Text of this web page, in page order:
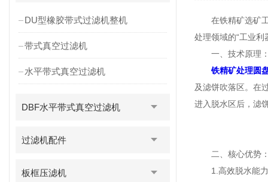
DU型橡胶带式过滤机整机
带式真空过滤机
水平带式真空过滤机
DBF水平带式真空过滤机
过滤机配件
板框压滤机
在铁精矿选矿工
处理领域的“工业
一、技术原理：
铁精矿处理圆
及滤饼吹落区。在
进入脱水区后，滤
二、核心优势：
1.高效脱水能力